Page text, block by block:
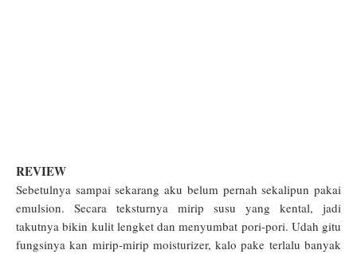
REVIEW
Sebetulnya sampai sekarang aku belum pernah sekalipun pakai
emulsion. Secara teksturnya mirip susu yang kental, jadi
takutnya bikin kulit lengket dan menyumbat pori-pori. Udah gitu
fungsinya kan mirip-mirip moisturizer, kalo pake terlalu banyak